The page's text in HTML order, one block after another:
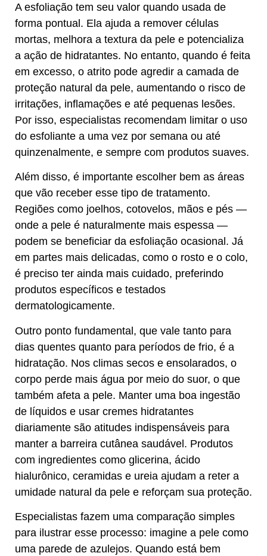
A esfoliação tem seu valor quando usada de
forma pontual. Ela ajuda a remover células
mortas, melhora a textura da pele e potencializa
a ação de hidratantes. No entanto, quando é feita
em excesso, o atrito pode agredir a camada de
proteção natural da pele, aumentando o risco de
irritações, inflamações e até pequenas lesões.
Por isso, especialistas recomendam limitar o uso
do esfoliante a uma vez por semana ou até
quinzenalmente, e sempre com produtos suaves.
Além disso, é importante escolher bem as áreas
que vão receber esse tipo de tratamento.
Regiões como joelhos, cotovelos, mãos e pés —
onde a pele é naturalmente mais espessa —
podem se beneficiar da esfoliação ocasional. Já
em partes mais delicadas, como o rosto e o colo,
é preciso ter ainda mais cuidado, preferindo
produtos específicos e testados
dermatologicamente.
Outro ponto fundamental, que vale tanto para
dias quentes quanto para períodos de frio, é a
hidratação. Nos climas secos e ensolarados, o
corpo perde mais água por meio do suor, o que
também afeta a pele. Manter uma boa ingestão
de líquidos e usar cremes hidratantes
diariamente são atitudes indispensáveis para
manter a barreira cutânea saudável. Produtos
com ingredientes como glicerina, ácido
hialurônico, ceramidas e ureia ajudam a reter a
umidade natural da pele e reforçam sua proteção.
Especialistas fazem uma comparação simples
para ilustrar esse processo: imagine a pele como
uma parede de azulejos. Quando está bem